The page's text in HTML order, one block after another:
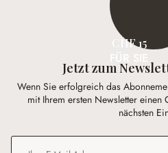
CHF 15
Jetzt zum
Wenn Sie erfolgreich das
mit Ihrem ersten Newsletter einen
nächsten
E-Mail-Adresse